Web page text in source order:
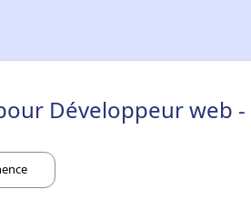
Développeur web -